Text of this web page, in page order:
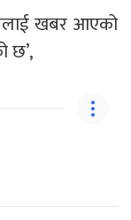
खबर आएको
छ’,